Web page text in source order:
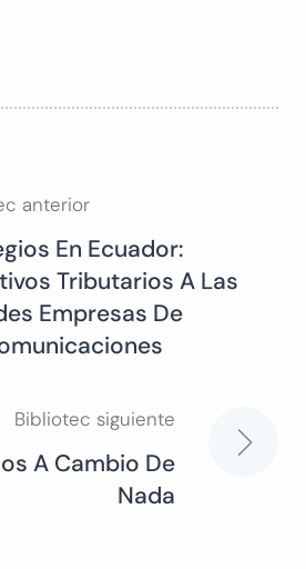
anterior
En Ecuador:
Tributarios A Las
Empresas De
Bibliotec siguiente
A Cambio De
Nada